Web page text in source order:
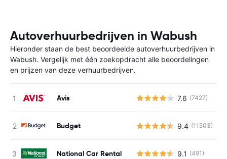
Autoverhuurbedrijven in Wabush
Hieronder staan de best beoordeelde autoverhuurbedrijven in
Wabush. Vergelijk met één zoekopdracht alle beoordelingen
en prijzen van deze verhuurbedrijven.
Avis 7.6 (7427)
Budget 9.4 (11503)
National Car Rental 9.1 (491)